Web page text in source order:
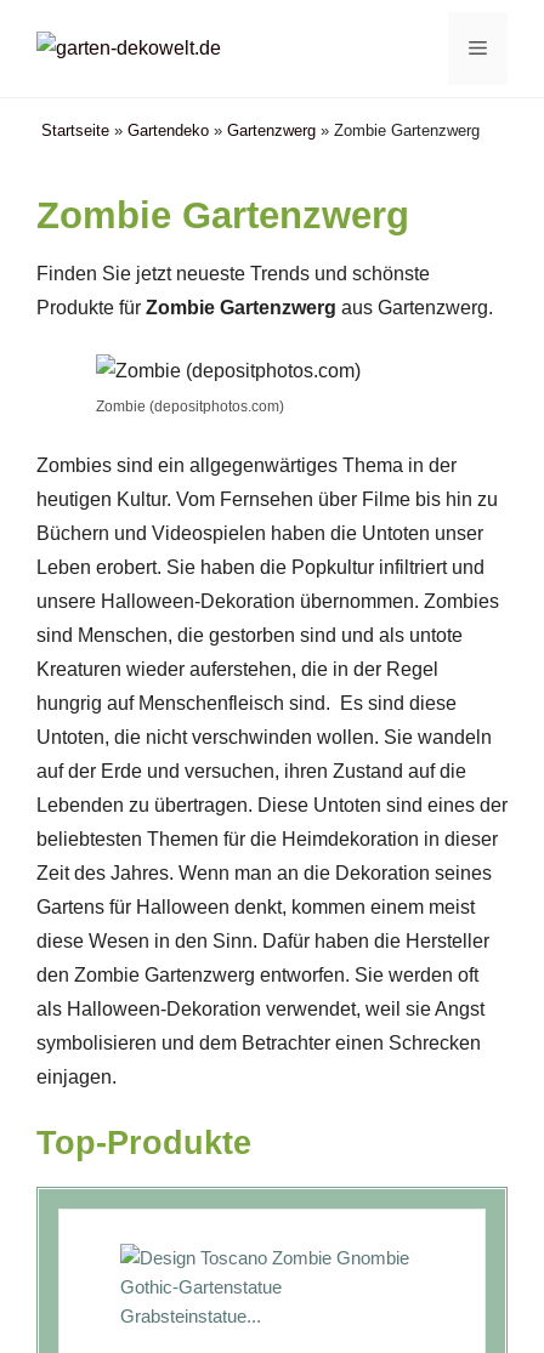
Inhalt
Menü
Startseite» Gartendeko» Gartenzwerg» Zombie Gartenzwerg
Zombie Gartenzwerg
Finden Sie jetzt neueste Trends und schönste
Produkte für Zombie Gartenzwerg aus Gartenzwerg.
Zombie (depositphotos.com)
Zombies sind ein allgegenwärtiges Thema in der
heutigen Kultur. Vom Fernsehen über Filme bis hin zu
Büchern und Videospielen haben die Untoten unser
Leben erobert. Sie haben die Popkultur infiltriert und
unsere Halloween-Dekoration übernommen. Zombies
sind Menschen, die gestorben sind und als untote
Kreaturen wieder auferstehen, die in der Regel
hungrig auf Menschenfleisch sind. Es sind diese
Untoten, die nicht verschwinden wollen. Sie wandeln
auf der Erde und versuchen, ihren Zustand auf die
Lebenden zu übertragen. Diese Untoten sind eines der
beliebtesten Themen für die Heimdekoration in dieser
Zeit des Jahres. Wenn man an die Dekoration seines
Gartens für Halloween denkt, kommen einem meist
diese Wesen in den Sinn. Dafür haben die Hersteller
den Zombie Gartenzwerg entworfen. Sie werden oft
als Halloween-Dekoration verwendet, weil sie Angst
symbolisieren und dem Betrachter einen Schrecken
einjagen.
Top-Produkte